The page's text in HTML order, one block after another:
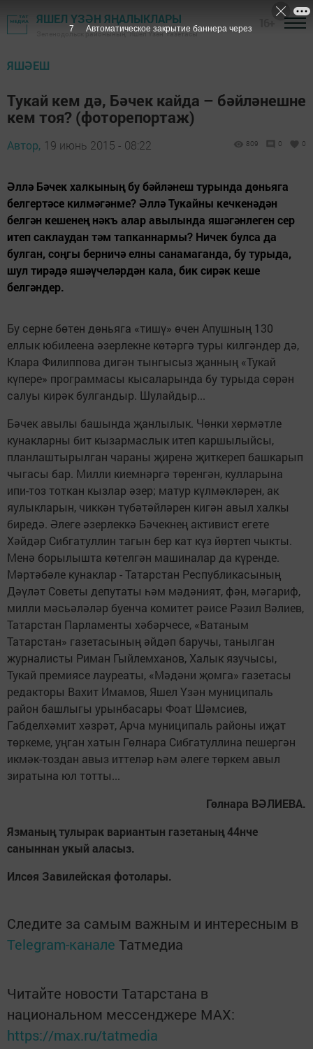
ЯШЕЛ ҮЗӘН ЯҢАЛЫКЛАРЫ
Зеленодольск районының "Яшел Үзән" газетасы
ЯШӘЕШ
Тукай кем дә, Бәчек кайда – бәйләнешне
кем тоя? (фоторепортаж)
Автор, 19 июнь 2015 - 08:22 809 0 0
Әллә Бәчек халкының бу бәйләнеш турында дөньяга
белгертәсе килмәгәнме? Әллә Тукайны кечкенәдән
белгән кешенең нәкъ алар авылында яшәгәнлеген сер
итеп саклаудан тәм тапканнармы? Ничек булса да
булган, соңгы берничә елны санамаганда, бу турыда,
шул тирәдә яшәүчеләрдән кала, бик сирәк кеше
белгәндер.
Бу серне бөтен дөньяга «тишү» өчен Апушның 130
еллык юбилеена әзерлекне көтәргә туры килгәндер дә,
Клара Филиппова дигән тынгысыз җанның «Тукай
күпере» программасы кысаларында бу турыда сөрән
салуы кирәк булгандыр. Шулайдыр...
Бәчек авылы башында җанлылык. Чөнки хөрмәтле
кунакларны бит кызармаслык итеп каршылыйсы,
планлаштырылган чараны җиренә җиткереп башкарып
чыгасы бар. Милли киемнәргә төренгән, кулларына
ипи-тоз тоткан кызлар әзер; матур күлмәкләрен, ак
яулыкларын, чиккән түбәтәйләрен кигән авыл халкы
биредә. Әлеге әзерлеккә Бәчекнең активист егете
Хәйдәр Сибгатуллин тагын бер кат күз йөртеп чыкты.
Менә борылышта көтелгән машиналар да күренде.
Мәртәбәле кунаклар - Татарстан Республикасының
Дәүләт Советы депутаты һәм мәдәният, фән, мәгариф,
милли мәсьәләләр буенча комитет рәисе Рәзил Вәлиев,
Татарстан Парламенты хәбәрчесе, «Ватаным
Татарстан» газетасының әйдәп баручы, танылган
журналисты Риман Гыйлемханов, Халык язучысы,
Тукай премиясе лауреаты, «Мәдәни җомга» газетасы
редакторы Вахит Имамов, Яшел Үзән муниципаль
район башлыгы урынбасары Фоат Шәмсиев,
Габделхәмит хәзрәт, Арча муниципаль районы иҗат
төркеме, уңган хатын Гөлнара Сибгатуллина пешергән
икмәк-тоздан авыз иттеләр һәм әлеге төркем авыл
зиратына юл тотты...
Гөлнара ВӘЛИЕВА.
Язманың тулырак вариантын газетаның 44нче
саныннан укый аласыз.
Илсөя Завилейская фотолары.
Следите за самым важным и интересным в
Telegram-канале Татмедиа
Читайте новости Татарстана в
национальном мессенджере MАХ:
https://max.ru/tatmedia
6 Автоматическое закрытие баннера через